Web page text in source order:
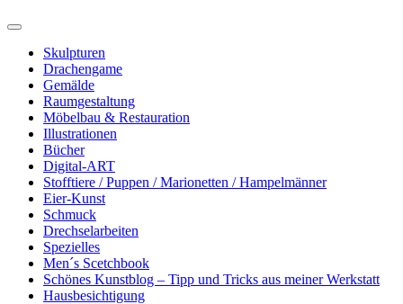
Skulpturen
Drachengame
Gemälde
Raumgestaltung
Möbelbau & Restauration
Illustrationen
Bücher
Digital-ART
Stofftiere / Puppen / Marionetten / Hampelmänner
Eier-Kunst
Schmuck
Drechselarbeiten
Spezielles
Men´s Scetchbook
Schönes Kunstblog – Tipp und Tricks aus meiner Werkstatt
Hausbesichtigung